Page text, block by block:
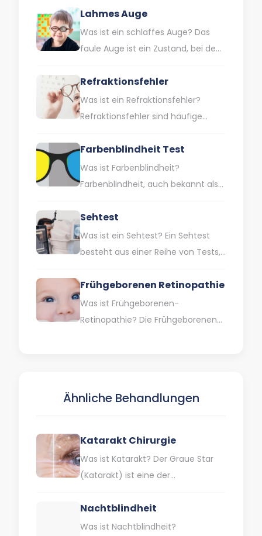
Lahmes Auge
Was ist ein schlaffes Auge? Das
faule Auge ist ein Zustand, bei dem
als normal…
Refraktionsfehler
Was ist ein Refraktionsfehler?
Refraktionsfehler sind häufige
dass das Auge das Licht nicht
richtig bündelt. Dies…
Farbenblindheit Test
Was ist Farbenblindheit?
Farbenblindheit, auch bekannt als
eine Sehbehinderung, die dadurch
gekennzeichnet ist, dass man
bestimmte Farben oder…
Sehtest
Was ist ein Sehtest? Ein Sehtest
besteht aus einer Reihe von Tests,
Sehvermögen untersucht…
Frühgeborenen Retinopathie
Was ist Frühgeborenen-
Retinopathie? Die Frühgeborenen-
Geburtsgewicht…
Ähnliche Behandlungen
Katarakt Chirurgie
Was ist Katarakt? Der Graue Star
(Katarakt) ist eine der
vielen Menschen vorkommen und
behandelt werden…
Nachtblindheit
Was ist Nachtblindheit?